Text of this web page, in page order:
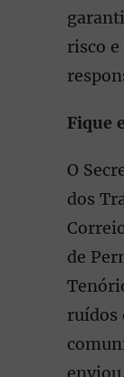
risco e
Fique
O
dos
de
ruídos